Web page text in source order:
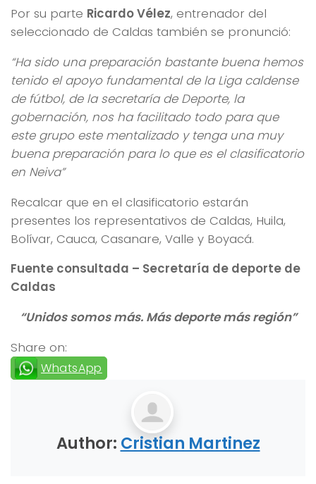
Por su parte Ricardo Vélez, entrenador del
seleccionado de Caldas también se pronunció:
“Ha sido una preparación bastante buena hemos
tenido el apoyo fundamental de la Liga caldense
de fútbol, de la secretaría de Deporte, la
gobernación, nos ha facilitado todo para que
este grupo este mentalizado y tenga una muy
buena preparación para lo que es el clasificatorio
en Neiva”
Recalcar que en el clasificatorio estarán
presentes los representativos de Caldas, Huila,
Bolívar, Cauca, Casanare, Valle y Boyacá.
Fuente consultada – Secretaría de deporte de
Caldas
“Unidos somos más. Más deporte más región”
Share on:
WhatsApp
Author: Cristian Martinez